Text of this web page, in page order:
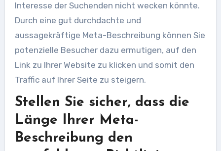
Interesse der Suchenden nicht wecken könnte.
Durch eine gut durchdachte und
aussagekräftige Meta-Beschreibung können Sie
potenzielle Besucher dazu ermutigen, auf den
Link zu Ihrer Website zu klicken und somit den
Traffic auf Ihrer Seite zu steigern.
Stellen Sie sicher, dass die
Länge Ihrer Meta-
Beschreibung den